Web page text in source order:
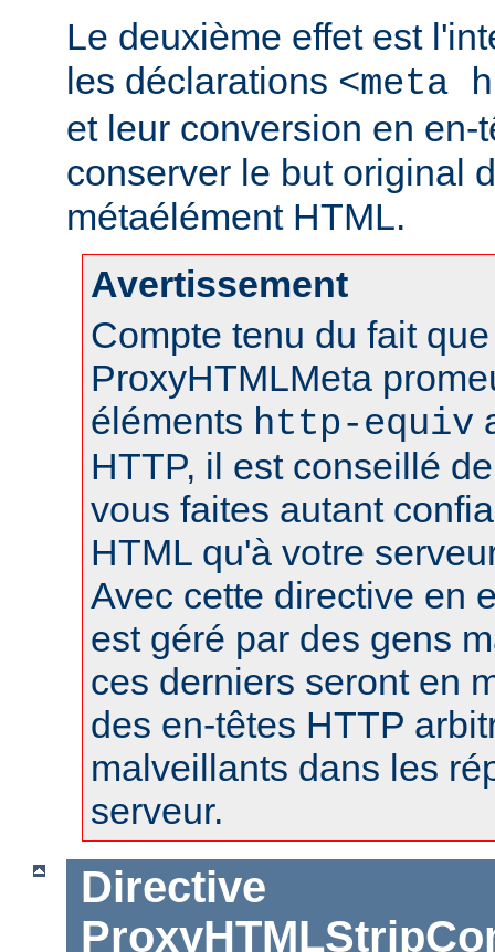
Le deuxième effet est
les déclarations <meta
et leur conversion en en-
conserver le but original
métaélément HTML.
Avertissement
Compte tenu du fait
ProxyHTMLMeta
éléments http-equiv
HTTP, il est conseillé
vous faites autant
HTML qu'à votre
Avec cette directive en
est géré par des gens
ces derniers seront en
des en-têtes HTTP
malveillants dans les
serveur.
Directive